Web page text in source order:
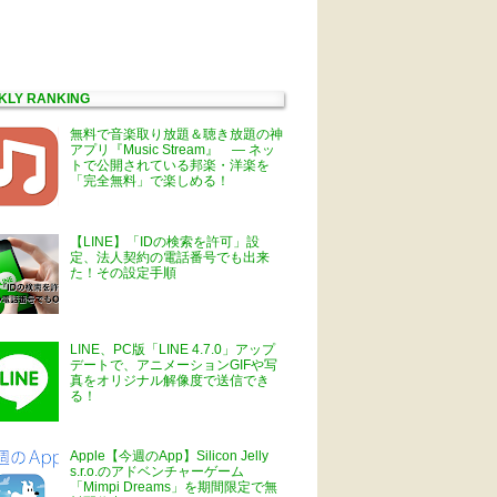
RANKING
無料で音楽取り放題＆聴き放題の神
アプリ『Music Stream』 ― ネッ
トで公開されている邦楽・洋楽を
「完全無料」で楽しめる！
【LINE】「IDの検索を許可」設
定、法人契約の電話番号でも出来
た！その設定手順
LINE、PC版「LINE 4.7.0」アップ
デートで、アニメーションGIFや写
真をオリジナル解像度で送信でき
る！
Apple【今週のApp】Silicon Jelly
s.r.o.のアドベンチャーゲーム
「Mimpi Dreams」を期間限定で無